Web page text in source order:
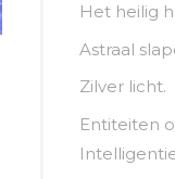
Het heilig
Astraal
Zilver licht.
Entiteiten